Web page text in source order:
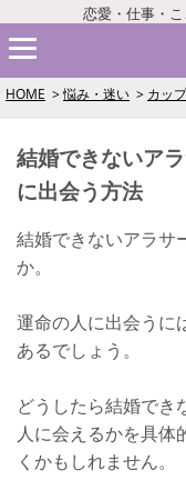
恋愛・仕事・
HOME 悩み・迷い カッ
結婚できないア
に出会う方法
結婚できないアラサ
か。
運命の人に出会うに
あるでしょう。
どうしたら結婚でき
人に会えるかを具体
くかもしれません。